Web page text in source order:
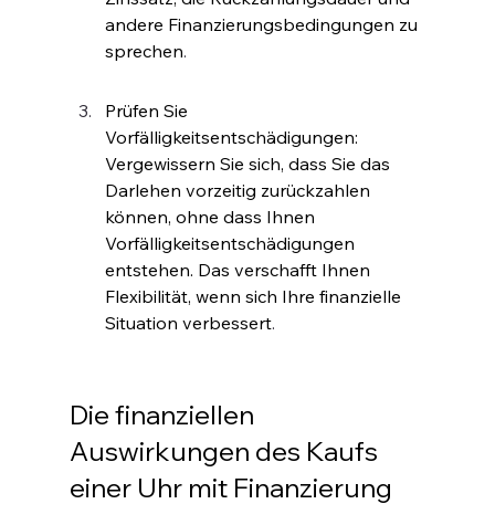
andere Finanzierungsbedingungen zu
sprechen.
Prüfen Sie
Vorfälligkeitsentschädigungen:
Vergewissern Sie sich, dass Sie das
Darlehen vorzeitig zurückzahlen
können, ohne dass Ihnen
Vorfälligkeitsentschädigungen
entstehen. Das verschafft Ihnen
Flexibilität, wenn sich Ihre finanzielle
Situation verbessert.
Die finanziellen
Auswirkungen des Kaufs
einer Uhr mit Finanzierung